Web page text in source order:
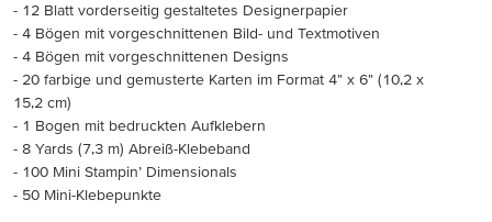
- 12 Blatt vorderseitig gestaltetes Designerpapier
- 4 Bögen mit vorgeschnittenen Bild- und Textmotiven
- 4 Bögen mit vorgeschnittenen Designs
- 20 farbige und gemusterte Karten im Format 4" x 6" (10,2 x
15,2 cm)
- 1 Bogen mit bedruckten Aufklebern
- 8 Yards (7,3 m) Abreiß-Klebeband
- 100 Mini Stampin’ Dimensionals
- 50 Mini-Klebepunkte